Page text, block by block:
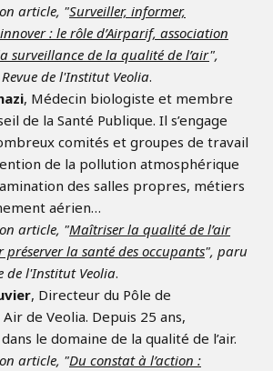
article, "Surveiller, informer,
: le rôle d’Airparif, association
surveillance de la qualité de l’air",
de l'Institut Veolia.
, Médecin biologiste et membre
de la Santé Publique. Il s’engage
comités et groupes de travail
de la pollution atmosphérique
des salles propres, métiers
aérien…
article, "Maîtriser la qualité de l’air
la santé des occupants", paru
de l'Institut Veolia.
, Directeur du Pôle de
de Veolia. Depuis 25 ans,
le domaine de la qualité de l’air.
article, "Du constat à l’action :